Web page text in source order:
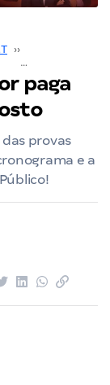
››
paga
provas
e a